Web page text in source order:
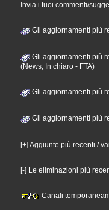
Invia i tuoi commenti/
Gli aggiornamenti più
Gli aggiornamenti più
(News, In chiaro - FTA)
Gli aggiornamenti più
Gli aggiornamenti più
[+] Aggiunte più recenti /
[-] Le eliminazioni più
Canali